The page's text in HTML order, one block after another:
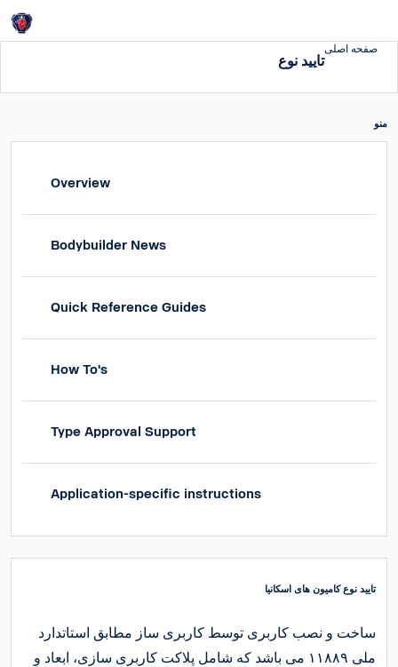
تایید نوع
صفحه اصلی
منو
Overview
Bodybuilder News
Quick Reference Guides
How To's
Type Approval Support
Application-specific instructions
تایید نوع کامیون های اسکانیا
ساخت و نصب کاربری توسط کاربری ساز مطابق استاتدارد
ملی ۱۱۸۸۹ می باشد که شامل پلاکت کاربری سازی، ابعاد و